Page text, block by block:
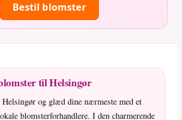
Bestil blomster
til Helsingør
og glæd dine nærmeste med et
blomsterforhandlere. I den charmerende